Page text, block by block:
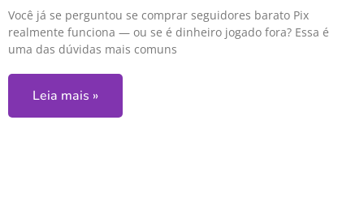
Você já se perguntou se comprar seguidores barato Pix
realmente funciona — ou se é dinheiro jogado fora? Essa é
uma das dúvidas mais comuns
Leia mais »